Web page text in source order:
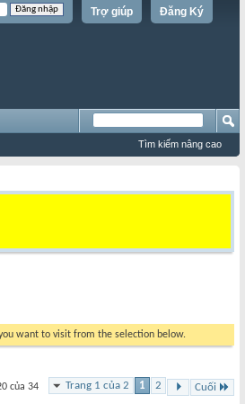
Đăng Ký
Trợ giúp
Tìm kiếm nâng cao
want to visit from the selection below.
Trang 1 của 2 1 2 Cuối
của 34